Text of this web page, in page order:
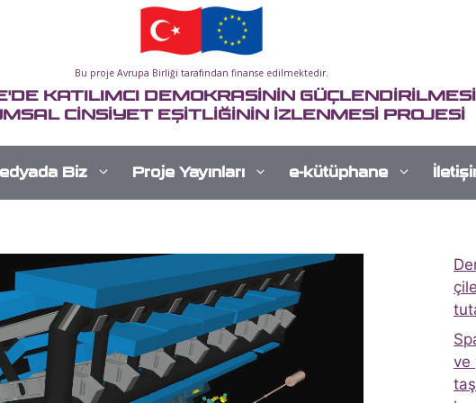
Bu proje Avrupa Birliği tarafından finanse edilmektedir.
KATILIMCI DEMOKRASİNİN
CİNSİYET EŞİTLİĞİNİN İZLENMESİ PROJESİ
Biz Proje Yayınları e-kütüphane
ve